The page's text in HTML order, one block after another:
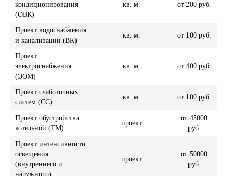
кондиционирования
(ОВК)
кв. м. от 200 руб.
Проект водоснабжения
и канализации (ВК)
кв. м. от 100 руб.
Проект
электроснабжения
(ЭОМ)
кв. м. от 400 руб.
Проект слаботочных
систем (СС)
кв. м. от 100 руб.
Проект обустройства
котельной (ТМ)
проект
от 45000
руб.
Проект интенсивности
освещения
(внутреннего и
наружного)
проект
от 50000
руб.